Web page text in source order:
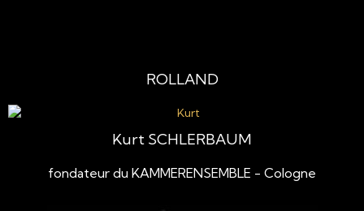
ROLLAND
Kurt SCHLERBAUM
fondateur du KAMMERENSEMBLE - Cologne